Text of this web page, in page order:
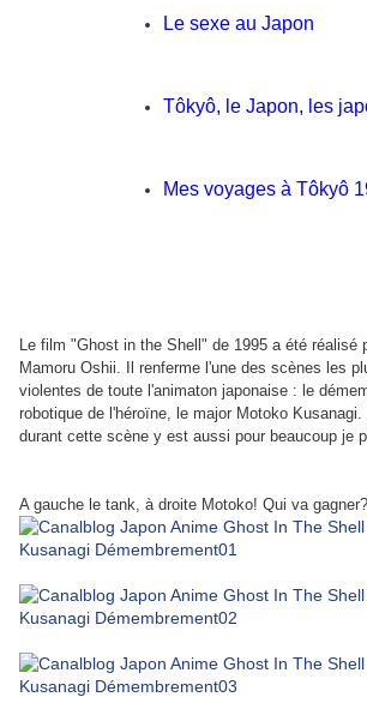
Le sexe au Japon
Tôkyô, le Japon, les
Mes voyages à Tôkyô
Le film "Ghost in the Shell " de 1995 a été réalisé
Mamoru Oshii. Il renferme l'une des scènes les
violentes de toute l'animaton japonaise : le
robotique de l'héroïne, le major Motoko
durant cette scène y est aussi pour beaucoup je
A gauche le tank, à droite Motoko! Qui va gagner?